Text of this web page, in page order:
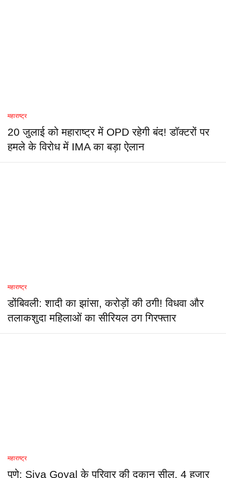
महाराष्ट्र
20 जुलाई को महाराष्ट्र में OPD रहेगी बंद! डॉक्टरों पर
हमले के विरोध में IMA का बड़ा ऐलान
महाराष्ट्र
डोंबिवली: शादी का झांसा, करोड़ों की ठगी! विधवा और
तलाकशुदा महिलाओं का सीरियल ठग गिरफ्तार
महाराष्ट्र
पुणे: Siya Goyal के परिवार की दुकान सील, 4 हजार